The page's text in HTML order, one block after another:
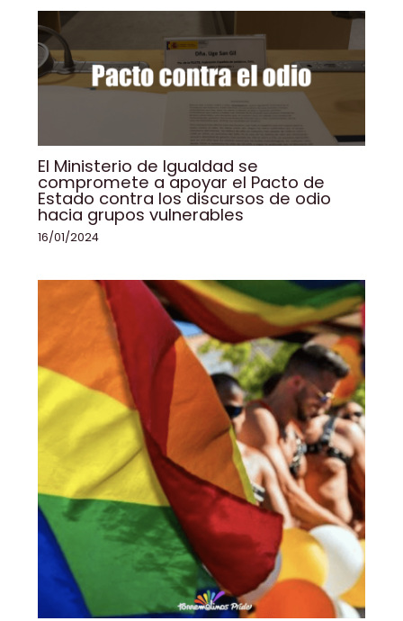
El Ministerio de Igualdad se
compromete a apoyar el Pacto de
Estado contra los discursos de odio
hacia grupos vulnerables
16/01/2024